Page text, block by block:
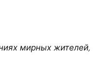
мирных жителей,